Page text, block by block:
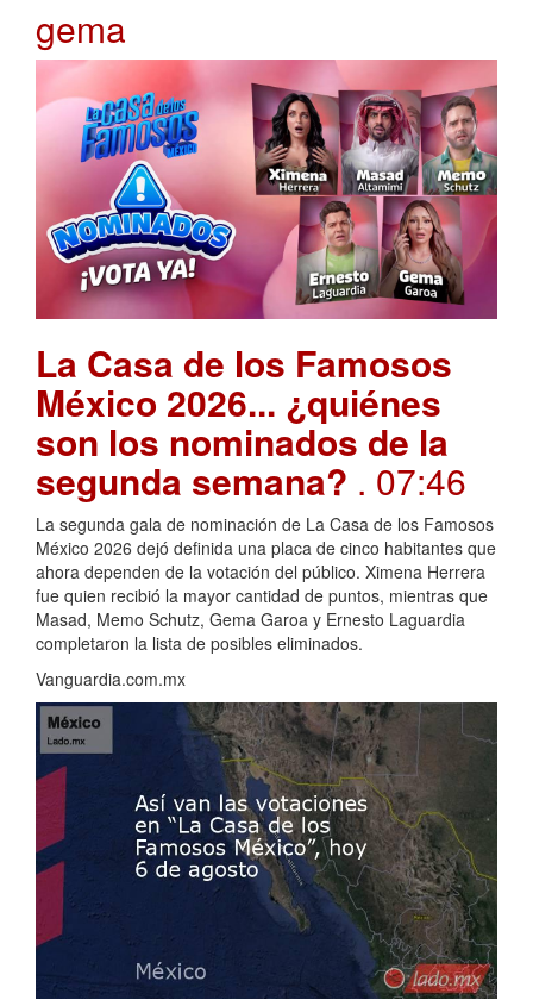
gema
La Casa de los Famosos
México 2026... ¿quiénes
son los nominados de la
segunda semana? . 07:46
La segunda gala de nominación de La Casa de los Famosos
México 2026 dejó definida una placa de cinco habitantes que
ahora dependen de la votación del público. Ximena Herrera
fue quien recibió la mayor cantidad de puntos, mientras que
Masad, Memo Schutz, Gema Garoa y Ernesto Laguardia
completaron la lista de posibles eliminados.
Vanguardia.com.mx